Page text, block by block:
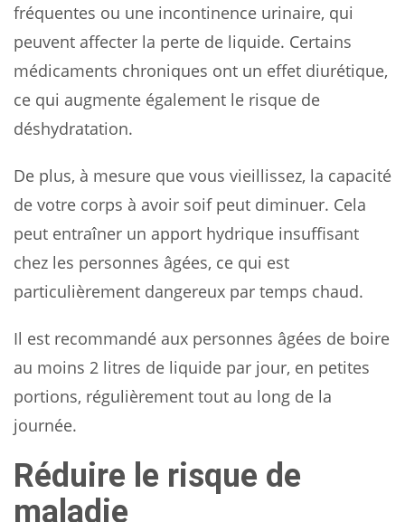
fréquentes ou une incontinence urinaire, qui
peuvent affecter la perte de liquide. Certains
médicaments chroniques ont un effet diurétique,
ce qui augmente également le risque de
déshydratation.
De plus, à mesure que vous vieillissez, la capacité
de votre corps à avoir soif peut diminuer. Cela
peut entraîner un apport hydrique insuffisant
chez les personnes âgées, ce qui est
particulièrement dangereux par temps chaud.
Il est recommandé aux personnes âgées de boire
au moins 2 litres de liquide par jour, en petites
portions, régulièrement tout au long de la
journée.
Réduire le risque de
maladie